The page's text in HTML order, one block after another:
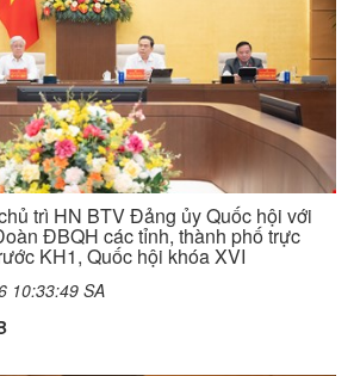
trì HN BTV Đảng ủy Quốc hội với
ĐBQH các tỉnh, thành phố trực
KH1, Quốc hội khóa XVI
10:33:49 SA